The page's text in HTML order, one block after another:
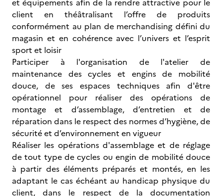
et équipements afin de la rendre attractive pour le
client en théâtralisant l’offre de produits
conformément au plan de merchandising défini du
magasin et en cohérence avec l’univers et l’esprit
sport et loisir
Participer à l'organisation de l'atelier de
maintenance des cycles et engins de mobilité
douce, de ses espaces techniques afin d'être
opérationnel pour réaliser des opérations de
montage et d’assemblage, d’entretien et de
réparation dans le respect des normes d’hygiène, de
sécurité et d’environnement en vigueur
Réaliser les opérations d'assemblage et de réglage
de tout type de cycles ou engin de mobilité douce
à partir des éléments préparés et montés, en les
adaptant le cas échéant au handicap physique du
client, dans le respect de la documentation